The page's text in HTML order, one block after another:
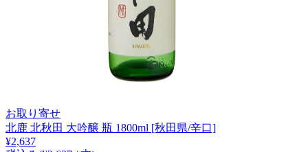
お取り寄せ
北鹿 北秋田 大吟醸 瓶 1800ml [秋田県/辛口]
¥2,637